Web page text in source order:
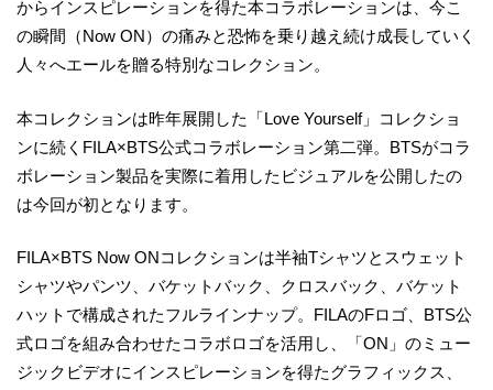
からインスピレーションを得た本コラボレーションは、今こ
の瞬間（Now ON）の痛みと恐怖を乗り越え続け成長していく
人々へエールを贈る特別なコレクション。
本コレクションは昨年展開した「Love Yourself」コレクショ
ンに続くFILA×BTS公式コラボレーション第二弾。BTSがコラ
ボレーション製品を実際に着用したビジュアルを公開したの
は今回が初となります。
FILA×BTS Now ONコレクションは半袖Tシャツとスウェット
シャツやパンツ、バケットバック、クロスバック、バケット
ハットで構成されたフルラインナップ。FILAのFロゴ、BTS公
式ロゴを組み合わせたコラボロゴを活用し、「ON」のミュー
ジックビデオにインスピレーションを得たグラフィックス、